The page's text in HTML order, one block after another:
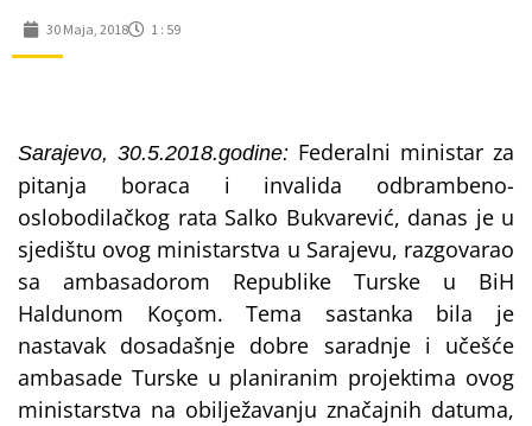
30 Maja, 2018 1 : 59
Sarajevo, 30.5.2018.godine: Federalni ministar za
pitanja boraca i invalida odbrambeno-
oslobodilačkog rata Salko Bukvarević, danas je u
sjedištu ovog ministarstva u Sarajevu, razgovarao
sa ambasadorom Republike Turske u BiH
Haldunom Koçom. Tema sastanka bila je
nastavak dosadašnje dobre saradnje i učešće
ambasade Turske u planiranim projektima ovog
ministarstva na obilježavanju značajnih datuma,